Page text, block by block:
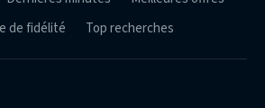
de fidélité Top recherches